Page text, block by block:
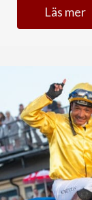
Läs mer